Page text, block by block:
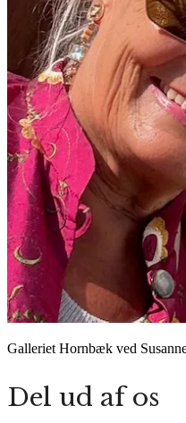
Galleriet Hornbæk ved
Del ud af os